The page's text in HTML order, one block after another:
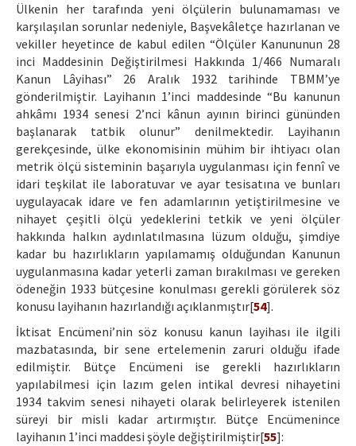
Ülkenin her tarafında yeni ölçülerin bulunamaması ve
karşılaşılan sorunlar nedeniyle, Başvekâletçe hazırlanan ve
vekiller heyetince de kabul edilen “Ölçüler Kanununun 28
inci Maddesinin Değiştirilmesi Hakkında 1/466 Numaralı
Kanun Lâyihası” 26 Aralık 1932 tarihinde TBMM’ye
gönderilmiştir. Layihanın 1’inci maddesinde “Bu kanunun
ahkâmı 1934 senesi 2’nci kânun ayının birinci gününden
başlanarak tatbik olunur” denilmektedir. Layihanın
gerekçesinde, ülke ekonomisinin mühim bir ihtiyacı olan
metrik ölçü sisteminin başarıyla uygulanması için fennî ve
idari teşkilat ile laboratuvar ve ayar tesisatına ve bunları
uygulayacak idare ve fen adamlarının yetiştirilmesine ve
nihayet çeşitli ölçü yedeklerini tetkik ve yeni ölçüler
hakkında halkın aydınlatılmasına lüzum olduğu, şimdiye
kadar bu hazırlıkların yapılamamış olduğundan Kanunun
uygulanmasına kadar yeterli zaman bırakılması ve gereken
ödeneğin 1933 bütçesine konulması gerekli görülerek söz
konusu layihanın hazırlandığı açıklanmıştır[54].
İktisat Encümeni’nin söz konusu kanun layihası ile ilgili
mazbatasında, bir sene ertelemenin zaruri olduğu ifade
edilmiştir. Bütçe Encümeni ise gerekli hazırlıkların
yapılabilmesi için lazım gelen intikal devresi nihayetini
1934 takvim senesi nihayeti olarak belirleyerek istenilen
süreyi bir misli kadar artırmıştır. Bütçe Encümenince
layihanın 1’inci maddesi şöyle değiştirilmiştir[55]: